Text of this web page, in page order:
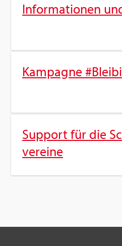
In­for­ma­tio­nen
Kam­pa­gne
Sup­port für die
ver­ei­ne